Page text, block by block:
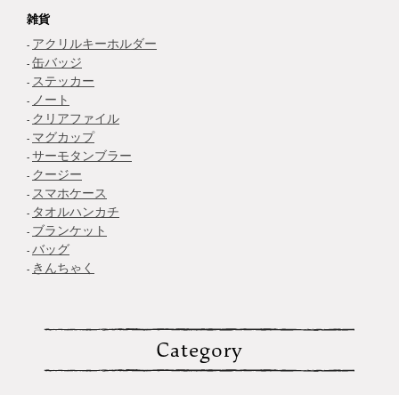
雑貨
アクリルキーホルダー
缶バッジ
ステッカー
ノート
クリアファイル
マグカップ
サーモタンブラー
クージー
スマホケース
タオルハンカチ
ブランケット
バッグ
きんちゃく
Category